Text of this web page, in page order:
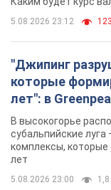
комплексы, которые
лет
5.08.2026 23:00 1,8